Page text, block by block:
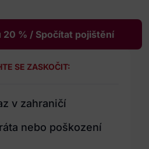
20 % / Spočítat pojištění
SE ZASKOČIT:
v zahraničí
nebo poškození